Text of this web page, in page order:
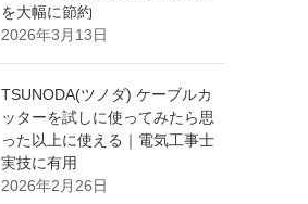
を大幅に節約
2026年3月13日
TSUNODA(ツノダ) ケーブルカ
ッターを試しに使ってみたら思
った以上に使える｜電気工事士
実技に有用
2026年2月26日